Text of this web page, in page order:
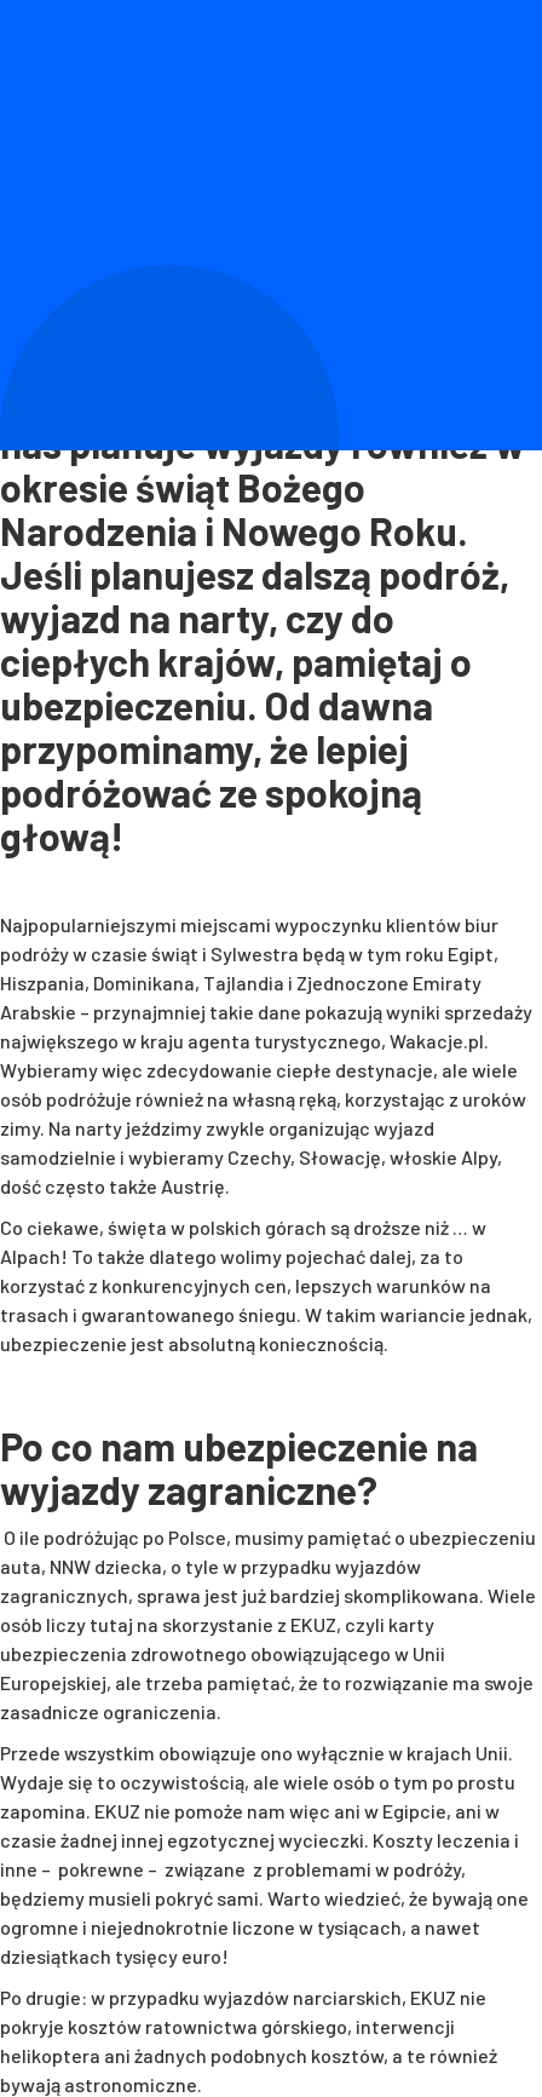
W 2022 r. podróżowaliśmy
statystycznie częściej,
nadrabiając dwa pandemiczne
sezony. Mimo kryzysu wielu z
nas planuje wyjazdy również w
okresie świąt Bożego
Narodzenia i Nowego Roku.
Jeśli planujesz dalszą podróż,
wyjazd na narty, czy do
ciepłych krajów, pamiętaj o
ubezpieczeniu. Od dawna
przypominamy, że lepiej
podróżować ze spokojną
głową!
Najpopularniejszymi miejscami wypoczynku klientów biur
podróży w czasie świąt i Sylwestra będą w tym roku Egipt,
Hiszpania, Dominikana, Tajlandia i Zjednoczone Emiraty
Arabskie – przynajmniej takie dane pokazują wyniki sprzedaży
największego w kraju agenta turystycznego, Wakacje.pl.
Wybieramy więc zdecydowanie ciepłe destynacje, ale wiele
osób podróżuje również na własną ręką, korzystając z uroków
zimy. Na narty jeździmy zwykle organizując wyjazd
samodzielnie i wybieramy Czechy, Słowację, włoskie Alpy,
dość często także Austrię.
Co ciekawe, święta w polskich górach są droższe niż … w
Alpach! To także dlatego wolimy pojechać dalej, za to
korzystać z konkurencyjnych cen, lepszych warunków na
trasach i gwarantowanego śniegu. W takim wariancie jednak,
ubezpieczenie jest absolutną koniecznością.
Po co nam ubezpieczenie na
wyjazdy zagraniczne?
O ile podróżując po Polsce, musimy pamiętać o ubezpieczeniu
auta, NNW dziecka, o tyle w przypadku wyjazdów
zagranicznych, sprawa jest już bardziej skomplikowana. Wiele
osób liczy tutaj na skorzystanie z EKUZ, czyli karty
ubezpieczenia zdrowotnego obowiązującego w Unii
Europejskiej, ale trzeba pamiętać, że to rozwiązanie ma swoje
zasadnicze ograniczenia.
Przede wszystkim obowiązuje ono wyłącznie w krajach Unii.
Wydaje się to oczywistością, ale wiele osób o tym po prostu
zapomina. EKUZ nie pomoże nam więc ani w Egipcie, ani w
czasie żadnej innej egzotycznej wycieczki. Koszty leczenia i
inne – pokrewne – związane z problemami w podróży,
będziemy musieli pokryć sami. Warto wiedzieć, że bywają one
ogromne i niejednokrotnie liczone w tysiącach, a nawet
dziesiątkach tysięcy euro!
Po drugie: w przypadku wyjazdów narciarskich, EKUZ nie
pokryje kosztów ratownictwa górskiego, interwencji
helikoptera ani żadnych podobnych kosztów, a te również
bywają astronomiczne.